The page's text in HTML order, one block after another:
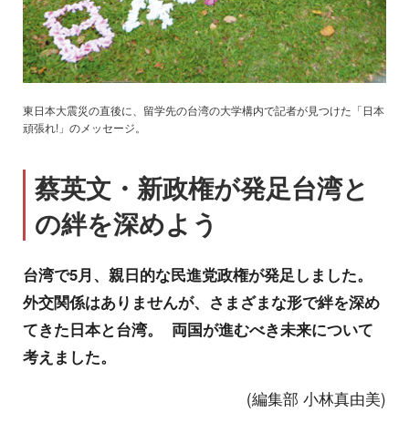
東日本大震災の直後に、留学先の台湾の大学構内で記者が見つけた「日本
頑張れ!」のメッセージ。
蔡英文・新政権が発足台湾と
の絆を深めよう
台湾で5月、親日的な民進党政権が発足しました。
外交関係はありませんが、さまざまな形で絆を深め
てきた日本と台湾。 両国が進むべき未来について
考えました。
(編集部 小林真由美)